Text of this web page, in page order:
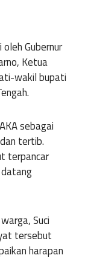
Gubernur
Ketua
wakil bupati
sebagai
tertib.
terpancar
Suci
tersebut
harapan